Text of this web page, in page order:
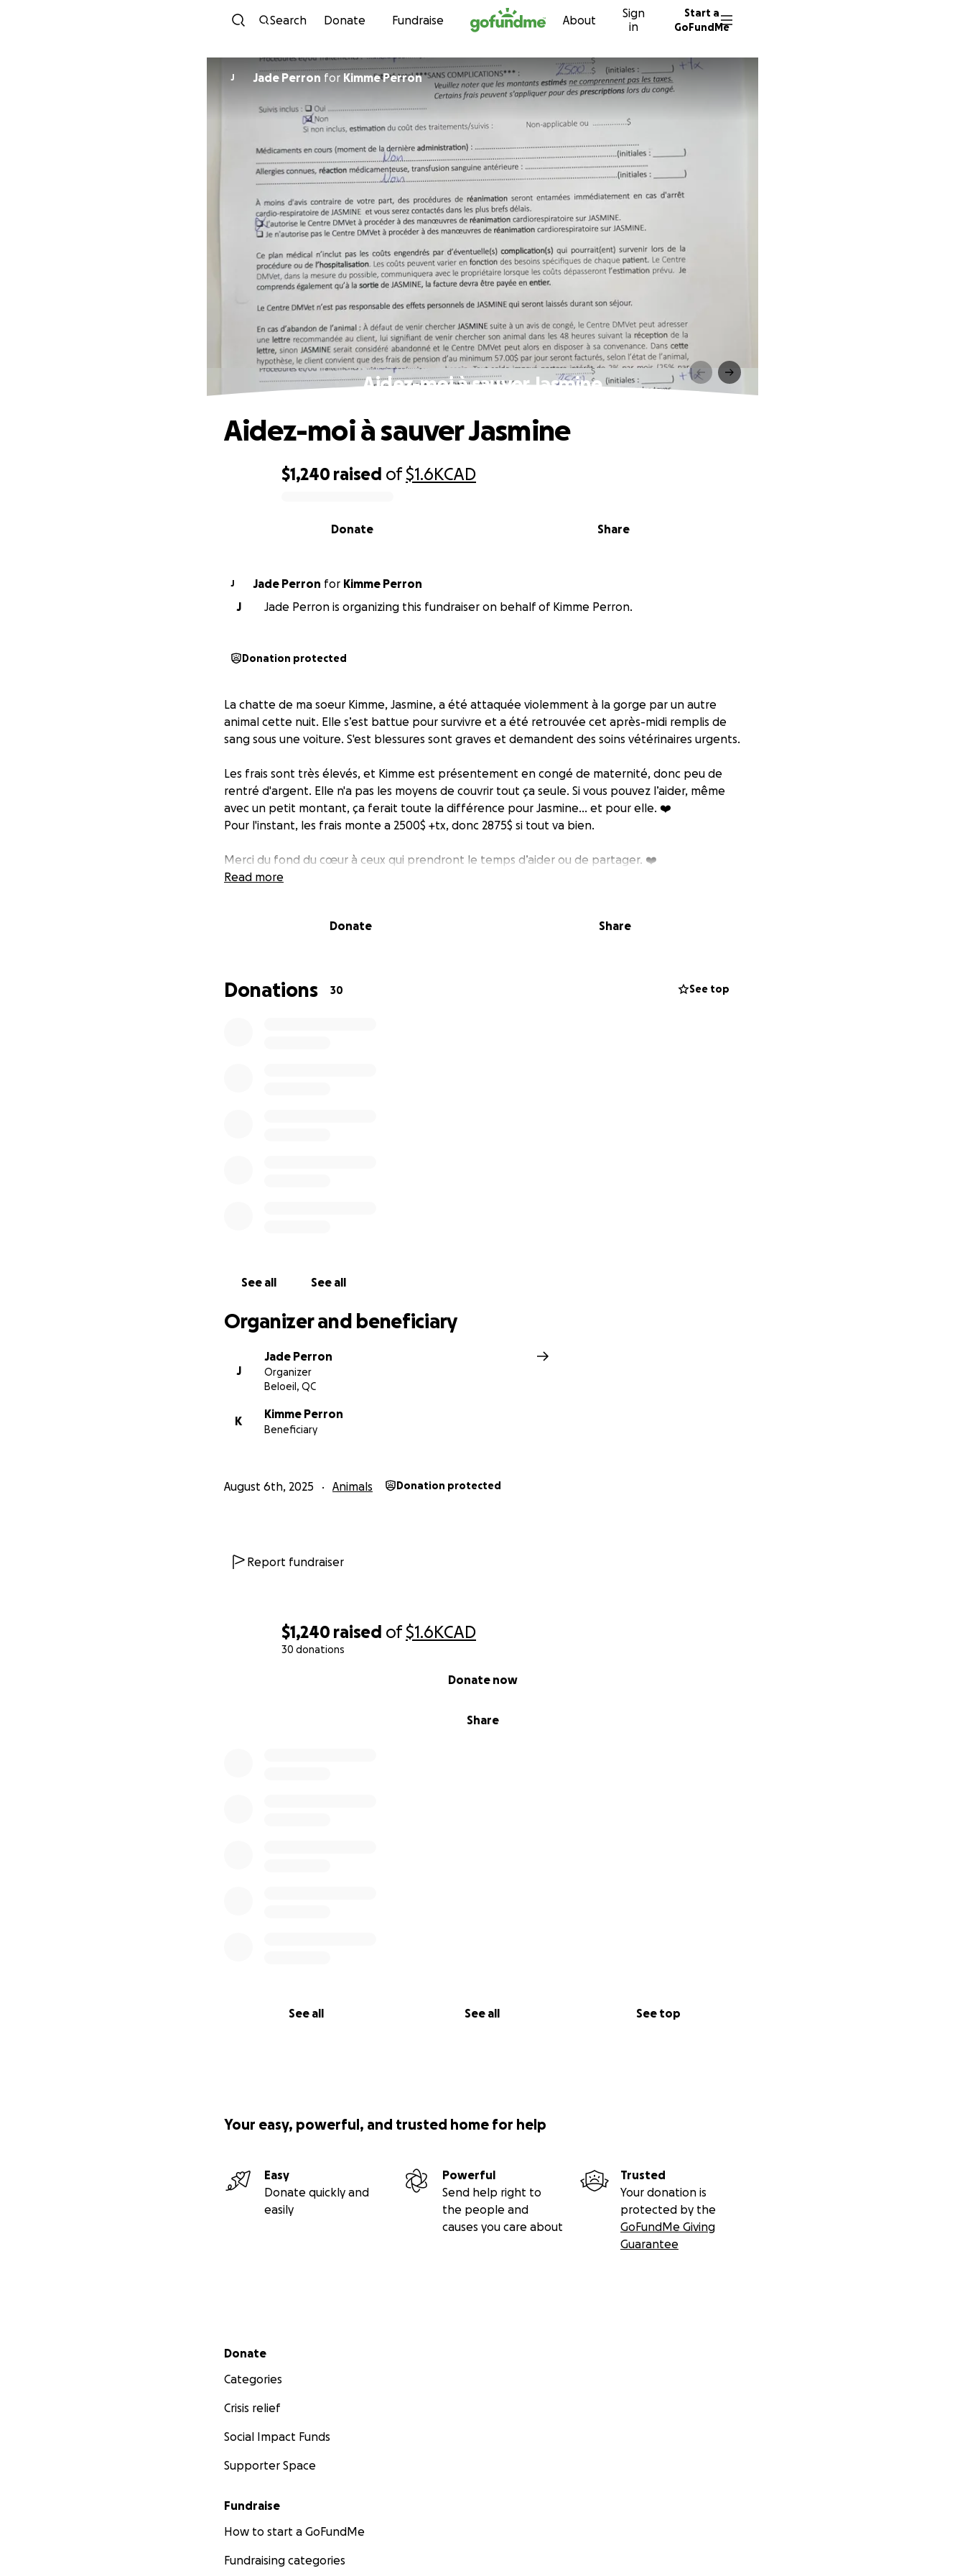
Skip to content
Search Donate Fundraise About
Sign
in
Start a
GoFundMe
$1,240 raised of$1.6KCAD
30 donations
Share
Donate now
See all See all See top
J Jade Perron for Kimme Perron
Aidez-moi à sauver Jasmine
$1,240 raised of$1.6KCAD
Share
Donate
Aidez-moi à sauver Jasmine
J Jade Perron for Kimme Perron
J
Jade Perron is organizing this fundraiser on behalf of Kimme Perron.
Donation protected
La chatte de ma soeur Kimme, Jasmine, a été attaquée violemment à la gorge par un autre
animal cette nuit. Elle s’est battue pour survivre et a été retrouvée cet après-midi remplis de
sang sous une voiture. S'est blessures sont graves et demandent des soins vétérinaires urgents.
Les frais sont très élevés, et Kimme est présentement en congé de maternité, donc peu de
rentré d'argent. Elle n'a pas les moyens de couvrir tout ça seule. Si vous pouvez l’aider, même
avec un petit montant, ça ferait toute la différence pour Jasmine… et pour elle. ❤️
Pour l'instant, les frais monte a 2500$ +tx, donc 2875$ si tout va bien.
Merci du fond du cœur à ceux qui prendront le temps d’aider ou de partager. ❤️
Read more
Donate Share
Donations 30 See top
See all See all
Organizer and beneficiary
J
Jade Perron
Organizer
Beloeil, QC
K
Kimme Perron
Beneficiary
August 6th, 2025 Animals Donation protected
Report fundraiser
Your easy, powerful, and trusted home for help
Easy
Donate quickly and
easily
Powerful
Send help right to
the people and
causes you care about
Trusted
Your donation is
protected by the
GoFundMe Giving
Guarantee
Secondary menu
Donate
Categories
Crisis relief
Social Impact Funds
Supporter Space
Fundraise
How to start a GoFundMe
Fundraising categories